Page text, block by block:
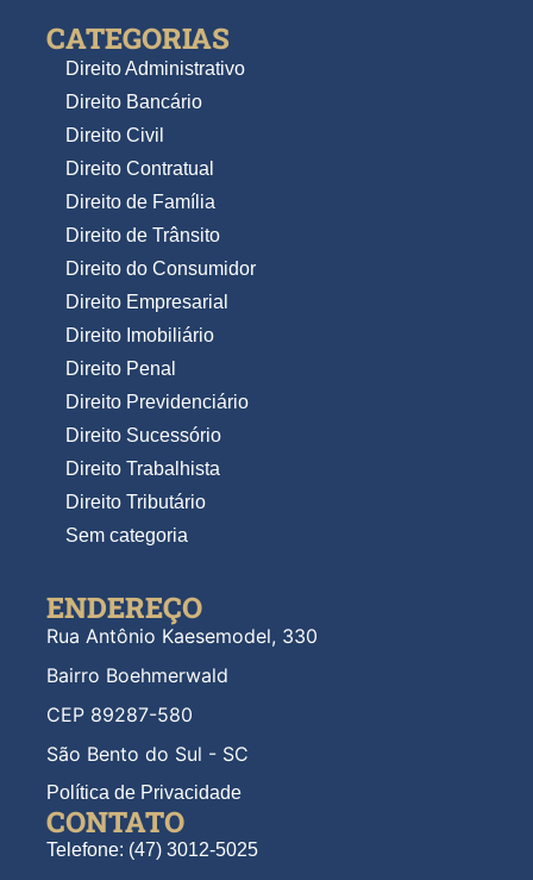
CATEGORIAS
Direito Administrativo
Direito Bancário
Direito Civil
Direito Contratual
Direito de Família
Direito de Trânsito
Direito do Consumidor
Direito Empresarial
Direito Imobiliário
Direito Penal
Direito Previdenciário
Direito Sucessório
Direito Trabalhista
Direito Tributário
Sem categoria
ENDEREÇO
Rua Antônio Kaesemodel, 330
Bairro Boehmerwald
CEP 89287-580
São Bento do Sul - SC
Política de Privacidade
CONTATO
Telefone: (47) 3012-5025